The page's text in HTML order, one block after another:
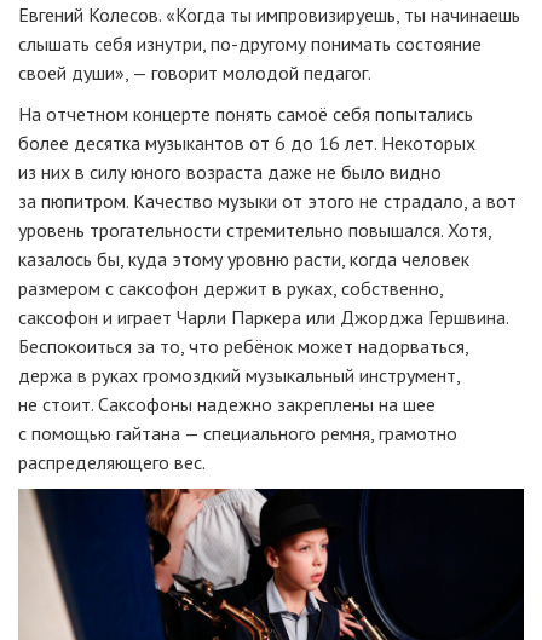
Евгений Колесов. «Когда ты импровизируешь, ты начинаешь
слышать себя изнутри, по-другомупонимать состояние
своей души», — говорит молодой педагог.
На отчетном концерте понять самоё себя попытались
более десятка музыкантов от 6 до 16 лет. Некоторых
из них в силу юного возраста даже не было видно
за пюпитром. Качество музыки от этого не страдало, а вот
уровень трогательности стремительно повышался. Хотя,
казалось бы, куда этому уровню расти, когда человек
размером с саксофон держит в руках, собственно,
саксофон и играет Чарли Паркера или Джорджа Гершвина.
Беспокоиться за то, что ребёнок может надорваться,
держа в руках громоздкий музыкальный инструмент,
не стоит. Саксофоны надежно закреплены на шее
с помощью гайтана — специального ремня, грамотно
распределяющего вес.